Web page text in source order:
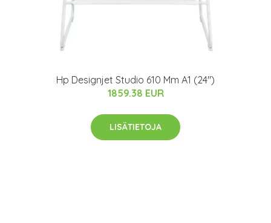
Hp Designjet Studio 610 Mm A1 (24")
1859.38 EUR
LISÄTIETOJA